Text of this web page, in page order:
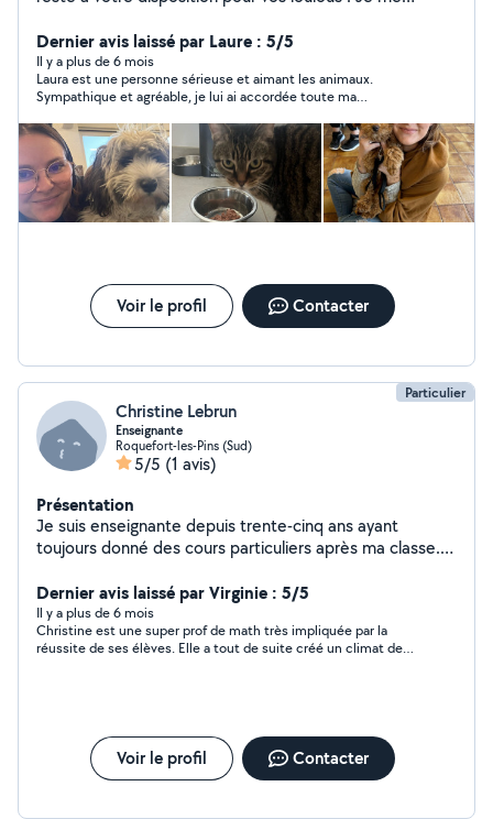
pendant vos absences !
Dernier avis laissé par Laure : 5/5
Il y a plus de 6 mois
Laura est une personne sérieuse et aimant les animaux.
Sympathique et agréable, je lui ai accordée toute ma
conseille vivement !
Voir le profil Contacter
Particulier
Christine Lebrun
Enseignante
Roquefort-les-Pins (Sud)
5/5 (1 avis)
Présentation
Je suis enseignante depuis trente-cinq ans ayant
toujours donné des cours particuliers après ma classe.
petits élèves sont ma plus belle récompense.
Dernier avis laissé par Virginie : 5/5
Il y a plus de 6 mois
Christine est une super prof de math très impliquée par la
réussite de ses élèves. Elle a tout de suite créé un climat de
Voir le profil Contacter